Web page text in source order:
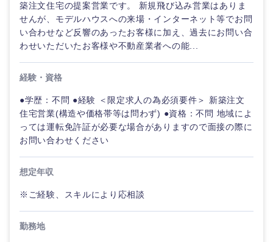
築注文住宅の提案営業です。 新規飛び込み営業はありま
せんが、モデルハウスへの来場・インターネット等でお問
い合わせなど反響のあったお客様に加え、過去にお問い合
わせいただいたお客様や不動産業者への能...
経験・資格
●学歴：不問 ●経験 ＜限定求人の為必須要件＞ 新築注文
住宅営業(構造や価格帯等は問わず) ●資格：不問 地域によ
っては運転免許証が必要な場合がありますので面接の際に
お問い合わせください
想定年収
※ご経験、スキルにより応相談
勤務地